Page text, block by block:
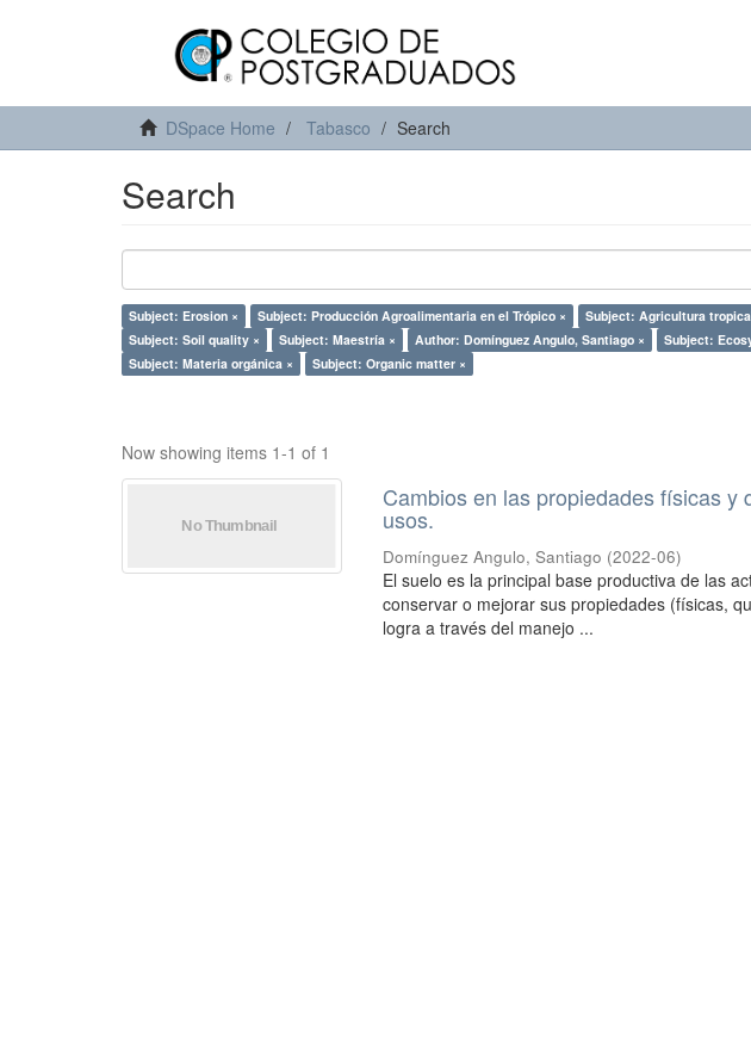
DSpace Home Tabasco Search
Search
Subject: Erosion × Subject: Producción Agroalimentaria en el Trópico × Subject: Agricultura
Subject: Soil quality ×
Subject: Maestría × Author: Domínguez Angulo, Santiago × Subject:
Subject: Materia orgánica ×
Subject: Organic matter ×
Now showing items 1-1 of 1
Cambios en las propiedades físicas
usos.
Domínguez Angulo, Santiago (2022-06)
El suelo es la principal base productiva de las
conservar o mejorar sus propiedades (físicas,
logra a través del manejo ...